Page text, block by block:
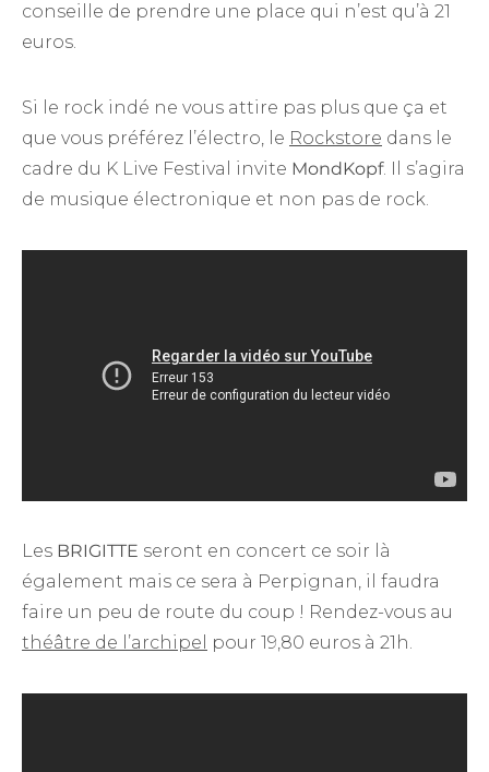
conseille de prendre une place qui n’est qu’à 21
euros.
Si le rock indé ne vous attire pas plus que ça et
que vous préférez l’électro, le Rockstore dans le
cadre du K Live Festival invite MondKopf. Il s’agira
de musique électronique et non pas de rock.
Les BRIGITTE seront en concert ce soir là
également mais ce sera à Perpignan, il faudra
faire un peu de route du coup ! Rendez-vous au
théâtre de l’archipel
pour 19,80 euros à 21h.